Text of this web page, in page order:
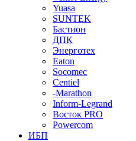
Yuasa
SUNTEK
Бастион
ДПК
Энерготех
Eaton
Socomec
Centiel
-Marathon
Inform-Legrand
Восток PRO
Powercom
ИБП